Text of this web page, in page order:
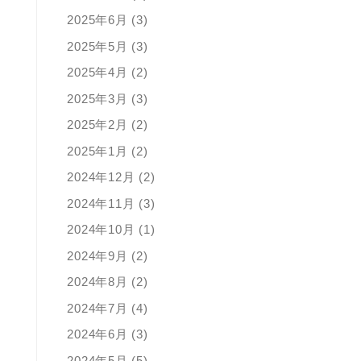
2025年6月 (3)
2025年5月 (3)
2025年4月 (2)
2025年3月 (3)
2025年2月 (2)
2025年1月 (2)
2024年12月 (2)
2024年11月 (3)
2024年10月 (1)
2024年9月 (2)
2024年8月 (2)
2024年7月 (4)
2024年6月 (3)